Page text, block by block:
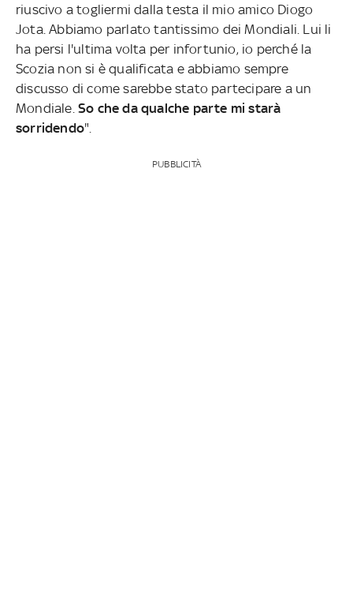
riuscivo a togliermi dalla testa il mio amico Diogo
Jota. Abbiamo parlato tantissimo dei Mondiali. Lui li
ha persi l'ultima volta per infortunio, io perché la
Scozia non si è qualificata e abbiamo sempre
discusso di come sarebbe stato partecipare a un
Mondiale. So che da qualche parte mi starà
sorridendo".
PUBBLICITÀ